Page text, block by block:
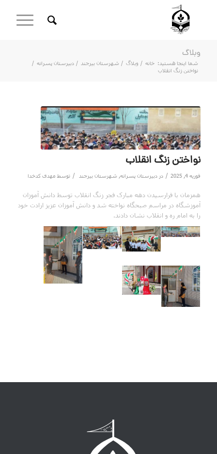
وبلاگ
شما اینجا هستید: خانه / وبلاگ / شهرستان بیرجند / دبیرستان پسرانه /
نواختن زنگ انقلاب
نواختن زنگ انقلاب
فوریه 4, 2025 / در دبیرستان پسرانه, شهرستان بیرجند / توسط مهدی کدخدا
همزمان با فرارسیدن دهه مبارک فجر زنگ انقلاب توسط دانش آموزان
آموزشگاه در مراسم صبحگاه نواخته شد و دانش آموزان عزیز ارادت خود
را به امام ره و انقلاب نشان دادند.